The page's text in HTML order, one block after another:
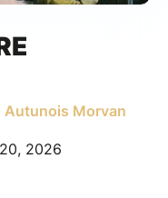
Autunois Morvan
2026